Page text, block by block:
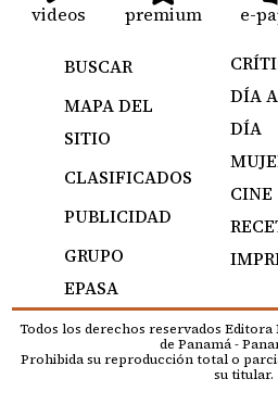
videos premium e-
BUSCAR
MAPA DEL
SITIO
CLASIFICADOS
PUBLICIDAD
GRUPO
EPASA
DÍA A
DÍA
CINE
Todos los derechos reservados Editora
de Panamá -
Prohibida su reproducción total o
su titular.